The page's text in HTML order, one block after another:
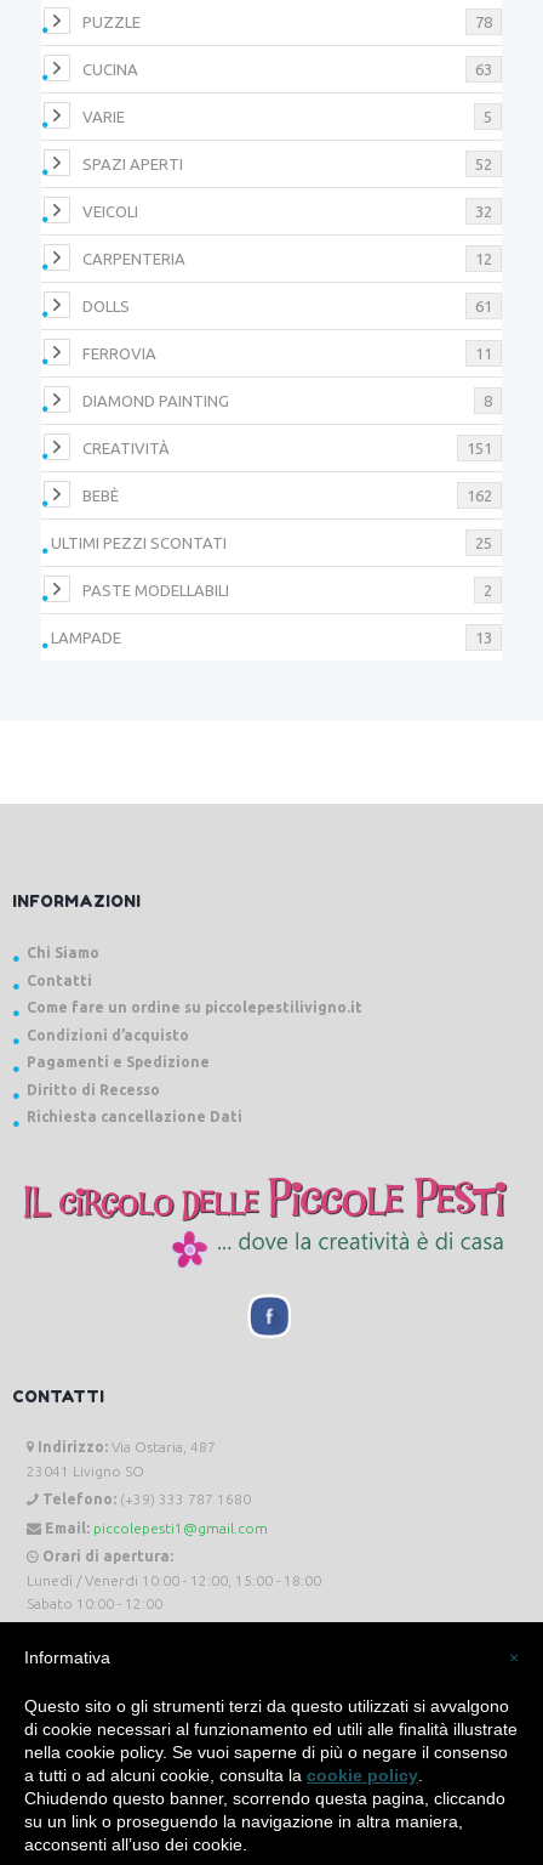
PUZZLE 78
CUCINA 63
VARIE 5
SPAZI APERTI 52
VEICOLI 32
CARPENTERIA 12
DOLLS 61
FERROVIA 11
DIAMOND PAINTING 8
CREATIVITÀ 151
BEBÈ 162
ULTIMI PEZZI SCONTATI 25
PASTE MODELLABILI 2
LAMPADE 13
INFORMAZIONI
Chi Siamo
Contatti
Come fare un ordine su piccolepestilivigno.it
Condizioni d’acquisto
Pagamenti e Spedizione
Diritto di Recesso
Richiesta cancellazione Dati
CONTATTI
Indirizzo: Via Ostaria, 487
23041 Livigno SO
Telefono: (+39) 333 787 1680
Email: piccolepesti1@gmail.com
Orari di apertura:
Lunedì / Venerdi 10:00 - 12:00, 15:00 - 18:00
Sabato 10:00 - 12:00
Piccole Pesti Livigno © 2024 Tutti i diritti riservati. -Privacy Policy-Cookie Policy
Made with bySìServices
×
Informativa
Questo sito o gli strumenti terzi da questo utilizzati si avvalgono
di cookie necessari al funzionamento ed utili alle finalità illustrate
nella cookie policy. Se vuoi saperne di più o negare il consenso
a tutti o ad alcuni cookie, consulta la cookie policy
Chiudendo questo banner, scorrendo questa pagina, cliccando
su un link o proseguendo la navigazione in altra maniera,
acconsenti all’uso dei cookie.